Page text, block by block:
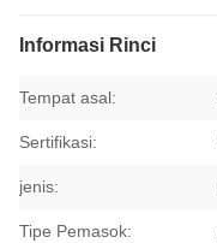
Informasi Rinci
Tempat asal:
Sertifikasi:
jenis:
Tipe Pemasok: